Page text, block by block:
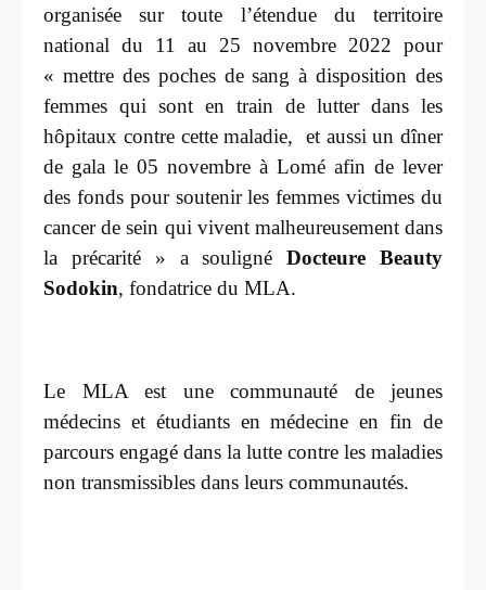
organisée sur toute l’étendue du territoire
national du 11 au 25 novembre 2022 pour
« mettre des poches de sang à disposition des
femmes qui sont en train de lutter dans les
hôpitaux contre cette maladie, et aussi un dîner
de gala le 05 novembre à Lomé afin de lever
des fonds pour soutenir les femmes victimes du
cancer de sein qui vivent malheureusement dans
la précarité » a soulignéDocteure Beauty
Sodokin, fondatrice du MLA.
Le MLA est une communauté de jeunes
médecins et étudiants en médecine en fin de
parcours engagé dans la lutte contre les maladies
non transmissibles dans leurs communautés.